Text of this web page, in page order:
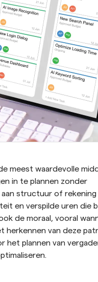
meest waardevolle
in te plannen zonder
structuur of rekening
en verspilde uren die
de moraal, vooral
herkennen van deze
het plannen van